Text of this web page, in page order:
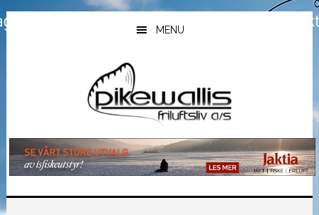
Hopp
til
Hopp
til
Hopp
til
MENU